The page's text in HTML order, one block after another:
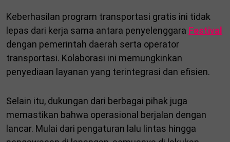
Keberhasilan program transportasi gratis ini tidak
lepas dari kerja sama antara penyelenggara Festival
dengan pemerintah daerah serta operator
transportasi. Kolaborasi ini memungkinkan
penyediaan layanan yang terintegrasi dan efisien.
Selain itu, dukungan dari berbagai pihak juga
memastikan bahwa operasional berjalan dengan
lancar. Mulai dari pengaturan lalu lintas hingga